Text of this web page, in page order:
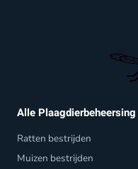
Alle Plaagdierbeheersing
Ratten bestrijden
Muizen bestrijden